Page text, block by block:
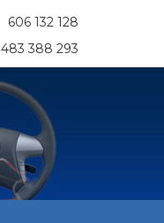
606 132 128
483 388 293